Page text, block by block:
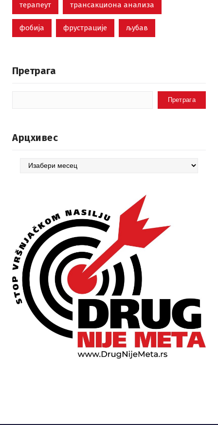
терапеут трансакциона анализа
фобија фрустрације љубав
Претрага
Претрага
Арцхивес
Арцхивес